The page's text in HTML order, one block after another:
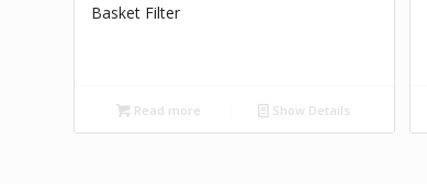
Basket Filter
Read more Show Details